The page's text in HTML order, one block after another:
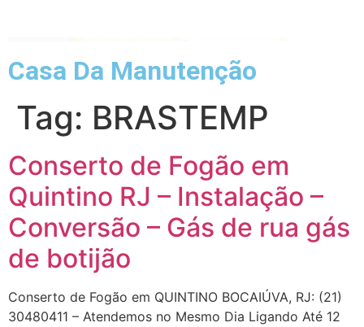
Casa Da Manutenção
Tag: BRASTEMP
Conserto de Fogão em
Quintino RJ – Instalação –
Conversão – Gás de rua gás
de botijão
Conserto de Fogão em QUINTINO BOCAIÚVA, RJ: (21)
30480411 – Atendemos no Mesmo Dia Ligando Até 12